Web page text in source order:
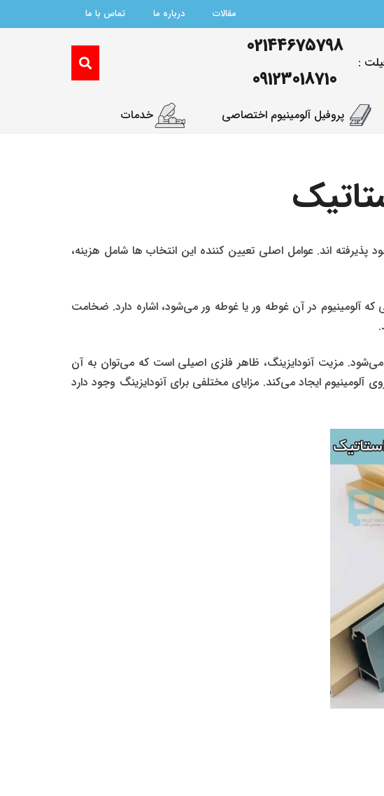
مقالات درباره ما تماس با ما
:
02144675798
09123018710
پروفیل آلومینیوم اختصاصی خدمات
اند. عوامل اصلی تعیین‌ کننده این انتخاب‌ ها شامل هزینه،
که آلومینیوم در آن غوطه‌ ور یا غوطه‌ ور می‌شود، اشاره دارد. ضخامت
مزیت آنودایزینگ، ظاهر فلزی اصیلی است که می‌توان به آن
ایجاد می‌کند. مزایای مختلفی برای آنودایزینگ وجود دارد